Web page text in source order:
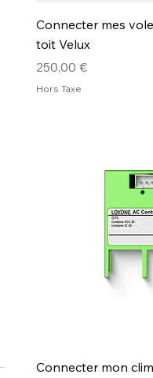
Connecter mes
toit Velux
Prix
250,00 €
Hors Taxe
Connecter mon